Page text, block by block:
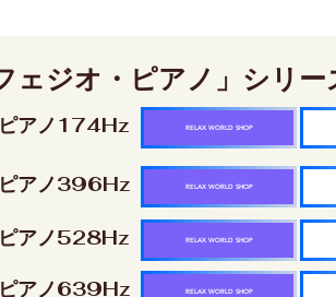
ェジオ・ピアノ」シリー
ピアノ174Hz RELAX WORLD SHOP
ピアノ396Hz RELAX WORLD SHOP
ピアノ528Hz RELAX WORLD SHOP
ピアノ639Hz RELAX WORLD SHOP